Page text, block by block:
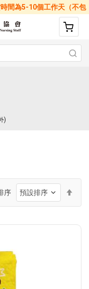
間為5-10個工作天（不包
期）
)
序
降